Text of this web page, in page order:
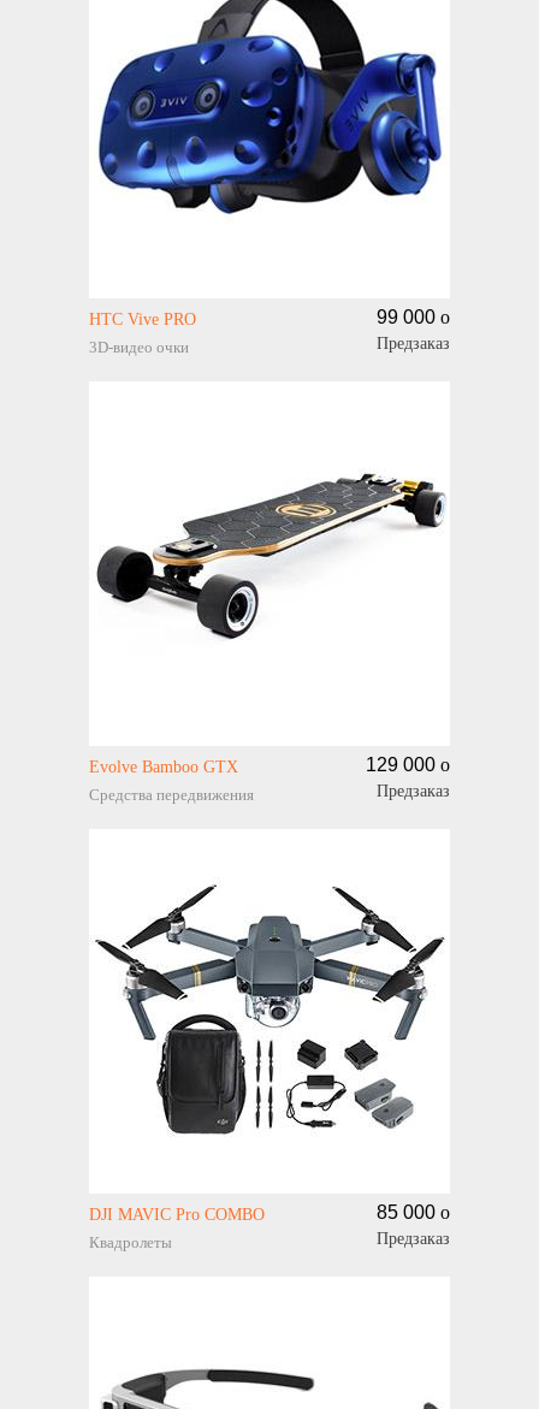
HTC Vive PRO
3D-видео очки
99 000 o
Предзаказ
Evolve Bamboo GTX
Средства передвижения
129 000 o
Предзаказ
DJI MAVIC Pro COMBO
Квадролеты
85 000 o
Предзаказ